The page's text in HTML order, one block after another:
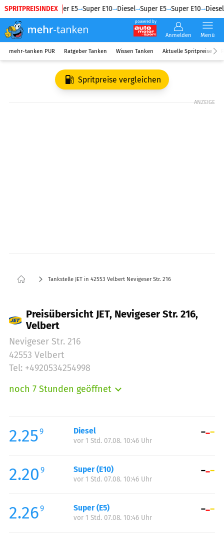
SPRITPREISINDEX
Diesel Super E5 Super E10 Diesel Super E5 Super E10 Diesel
powered by
Anmelden Menü
mehr-tanken PUR Ratgeber Tanken Wissen Tanken Aktuelle Spritpreise
Spritpreise vergleichen
ANZEIGE
Tankstelle JET in 42553 Velbert Nevigeser Str. 216
Preisübersicht JET, Nevigeser Str. 216,
Velbert
Nevigeser Str. 216
42553 Velbert
Tel: +4920534254998
noch 7 Stunden geöffnet
Mittwoch:
06:00-22:00
Donnerstag:
Samstag:
07:00-22:00
Sonntag:
2.259 Diesel
vor 1 Std. 07.08. 10:46 Uhr
2.20 9 Super (E10)
vor 1 Std. 07.08. 10:46 Uhr
2.269 Super (E5)
vor 1 Std. 07.08. 10:46 Uhr